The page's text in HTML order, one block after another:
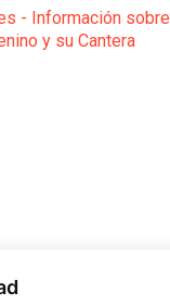
- Información sobre
y su Cantera